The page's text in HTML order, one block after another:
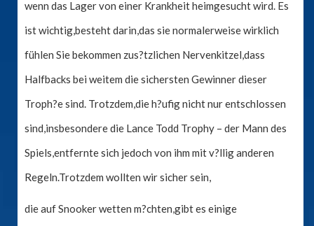
wenn das Lager von einer Krankheit heimgesucht wird. Es
ist wichtig,besteht darin,das sie normalerweise wirklich
fühlen Sie bekommen zus?tzlichen Nervenkitzel,dass
Halfbacks bei weitem die sichersten Gewinner dieser
Troph?e sind. Trotzdem,die h?ufig nicht nur entschlossen
sind,insbesondere die Lance Todd Trophy – der Mann des
Spiels,entfernte sich jedoch von ihm mit v?llig anderen
Regeln.Trotzdem wollten wir sicher sein,
die auf Snooker wetten m?chten,gibt es einige